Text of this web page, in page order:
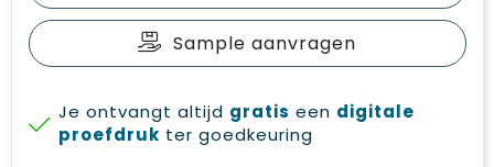
Sample aanvragen
Je ontvangt altijd gratis een digitale
proefdruk ter goedkeuring